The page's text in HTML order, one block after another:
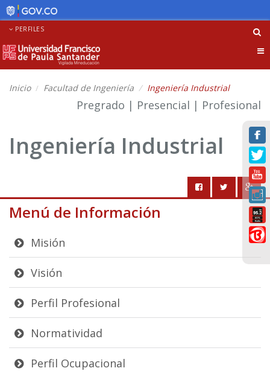
PERFILES
Inicio Facultad de Ingeniería Ingeniería Industrial
Pregrado | Presencial | Profesional
Ingeniería Industrial
Menú de Información
Misión
Visión
Perfil Profesional
Normatividad
Perfil Ocupacional